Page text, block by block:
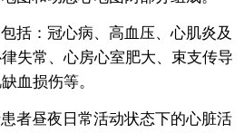
括：冠心病、高血压、心肌炎及
失常、心房心室肥大、束支传导
血损伤等。
者昼夜日常活动状态下的心脏活